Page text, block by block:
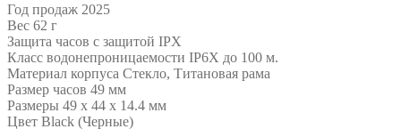
Год продаж 2025
Вес 62 г
Защита часов с защитой IPX
Класс водонепроницаемости IP6X до 100 м.
Материал корпуса Стекло, Титановая рама
Размер часов 49 мм
Размеры 49 x 44 x 14.4 мм
Цвет Black (Черные)